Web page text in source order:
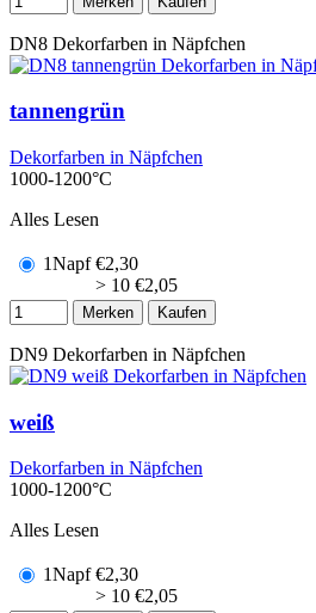
DN8 Dekorfarben in Näpfchen
tannengrün
Dekorfarben in Näpfchen
1000-1200°C
Alles Lesen
1Napf €2,30
> 10 €2,05
Merken Kaufen
DN9 Dekorfarben in Näpfchen
weiß
Dekorfarben in Näpfchen
1000-1200°C
Alles Lesen
1Napf €2,30
> 10 €2,05